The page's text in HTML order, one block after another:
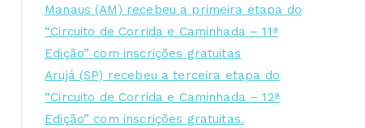
Manaus (AM) recebeu a primeira etapa do
“Circuito de Corrida e Caminhada – 11ª
Edição” com inscrições gratuitas
Arujá (SP) recebeu a terceira etapa do
“Circuito de Corrida e Caminhada – 12ª
Edição” com inscrições gratuitas.